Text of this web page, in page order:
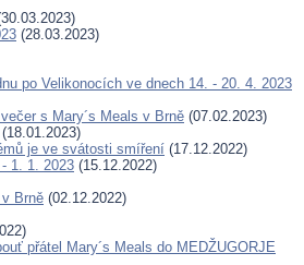
(28.03.2023)
po Velikonocích ve dnech 14. - 20. 4. 2023
s Mary´s Meals v Brně (07.02.2023)
(18.01.2023)
je ve svátosti smíření (17.12.2022)
1. 1. 2023 (15.12.2022)
Brně (02.12.2022)
přátel Mary´s Meals do MEDŽUGORJE